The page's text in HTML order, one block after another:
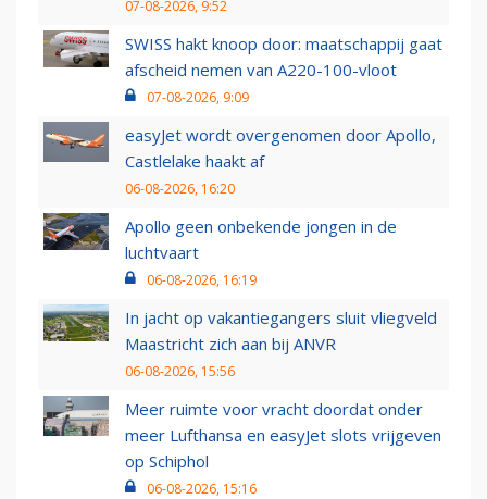
07-08-2026, 9:52
SWISS hakt knoop door: maatschappij gaat
afscheid nemen van A220-100-vloot
07-08-2026, 9:09
easyJet wordt overgenomen door Apollo,
Castlelake haakt af
06-08-2026, 16:20
Apollo geen onbekende jongen in de
luchtvaart
06-08-2026, 16:19
In jacht op vakantiegangers sluit vliegveld
Maastricht zich aan bij ANVR
06-08-2026, 15:56
Meer ruimte voor vracht doordat onder
meer Lufthansa en easyJet slots vrijgeven
op Schiphol
06-08-2026, 15:16